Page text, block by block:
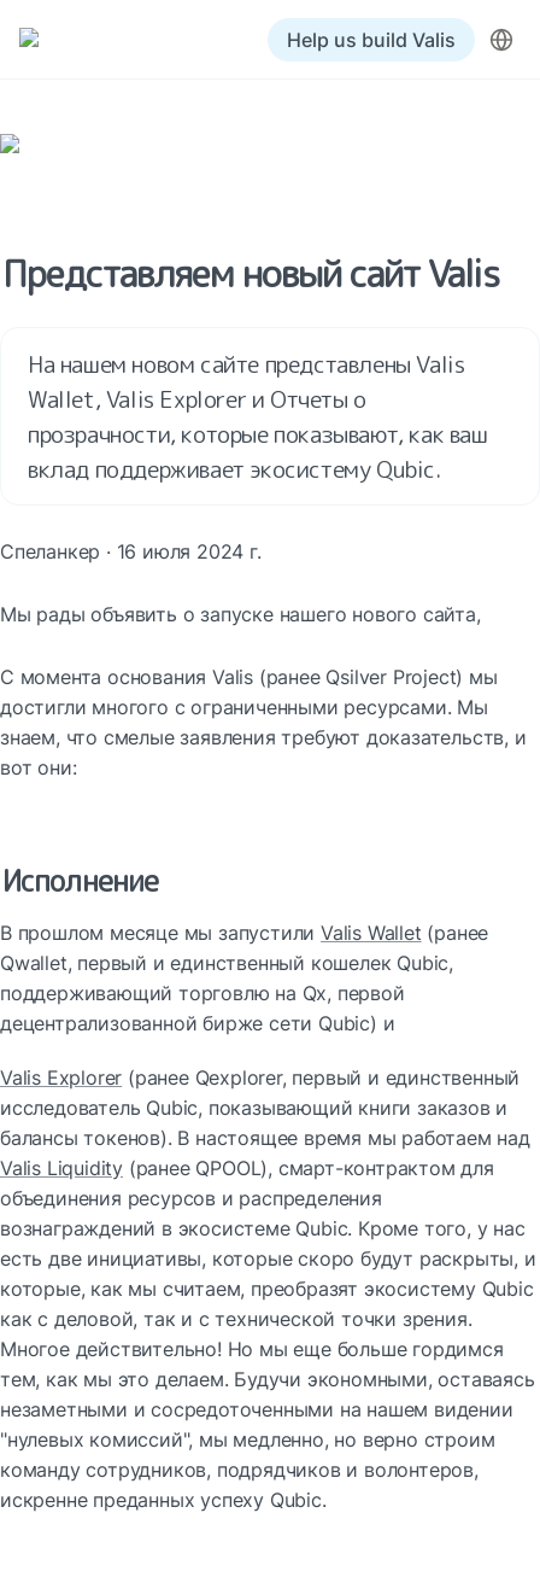
Help us build Valis
Представляем новый сайт Valis
На нашем новом сайте представлены Valis
Wallet, Valis Explorer и Отчеты о
прозрачности, которые показывают, как ваш
вклад поддерживает экосистему Qubic.
Спеланкер · 16 июля 2024 г.
Мы рады объявить о запуске нашего нового сайта,
С момента основания Valis (ранее Qsilver Project) мы
достигли многого с ограниченными ресурсами. Мы
знаем, что смелые заявления требуют доказательств, и
вот они:
Исполнение
В прошлом месяце мы запустили Valis Wallet (ранее
Qwallet, первый и единственный кошелек Qubic,
поддерживающий торговлю на Qx, первой
децентрализованной бирже сети Qubic) и
Valis Explorer (ранее Qexplorer, первый и единственный
исследователь Qubic, показывающий книги заказов и
балансы токенов). В настоящее время мы работаем над
Valis Liquidity (ранее QPOOL), смарт-контрактом для
объединения ресурсов и распределения
вознаграждений в экосистеме Qubic. Кроме того, у нас
есть две инициативы, которые скоро будут раскрыты, и
которые, как мы считаем, преобразят экосистему Qubic
как с деловой, так и с технической точки зрения.
Многое действительно! Но мы еще больше гордимся
тем, как мы это делаем. Будучи экономными, оставаясь
незаметными и сосредоточенными на нашем видении
"нулевых комиссий", мы медленно, но верно строим
команду сотрудников, подрядчиков и волонтеров,
искренне преданных успеху Qubic.